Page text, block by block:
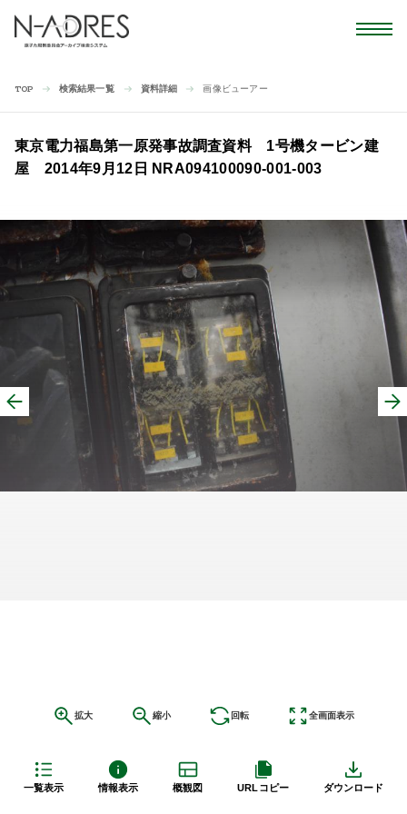
TOP 検索結果一覧 資料詳細 画像ビューアー
一覧表示 情報表示 URLコピー ダウンロード
概観図
東京電力福島第一原発事故調査資料 1号機タービン建
屋 2014年9月12日 NRA094100090-001-003
拡大 縮小 回転 全画面表示